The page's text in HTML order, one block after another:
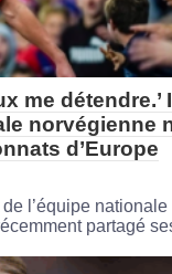
me détendre.’
norvégienne
d’Europe
l’équipe nationale
partagé